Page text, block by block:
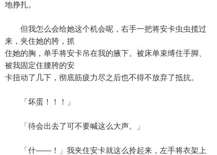
地挣扎。
但我怎么会给她这个机会呢，右手一把将安卡虫虫揽过
来，夹住她的胯，抓
住她的胸，单手将安卡吊在我的腋下。被床单束缚住手脚、
被我固定住腰胯的安
卡扭动了几下，彻底筋疲力尽之后也不得不放弃了抵抗。
「坏蛋！！！」
「待会出去了可不要喊这么大声。」
「什——！」我夹住安卡就这么拎起来，左手将衣架上